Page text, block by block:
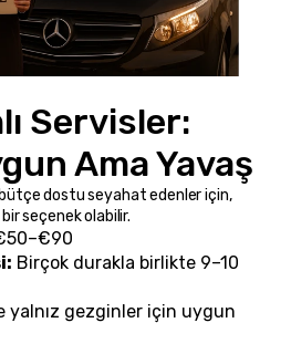
Servisler:
Ama Yavaş
dostu seyahat edenler için,
seçenek olabilir.
Birçok durakla birlikte 9–10
yalnız gezginler için uygun